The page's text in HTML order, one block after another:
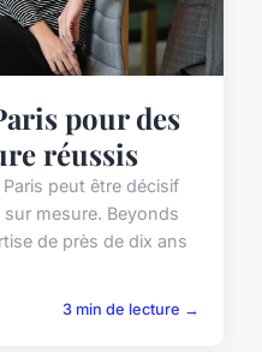
pour des
réussis
peut être décisif
mesure. Beyonds
de près de dix ans
3 min de lecture →